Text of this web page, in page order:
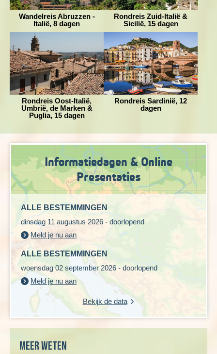
Wandelreis Abruzzen -
Italië, 8 dagen
Rondreis Zuid-Italië &
Sicilië, 15 dagen
Rondreis Oost-Italië,
Umbrië, de Marken &
Puglia, 15 dagen
Rondreis Sardinië, 12
dagen
Informatiedagen & Online
Presentaties
ALLE BESTEMMINGEN
dinsdag 11 augustus 2026 - doorlopend
Meld je nu aan
ALLE BESTEMMINGEN
woensdag 02 september 2026 - doorlopend
Meld je nu aan
Bekijk de data
Meer weten